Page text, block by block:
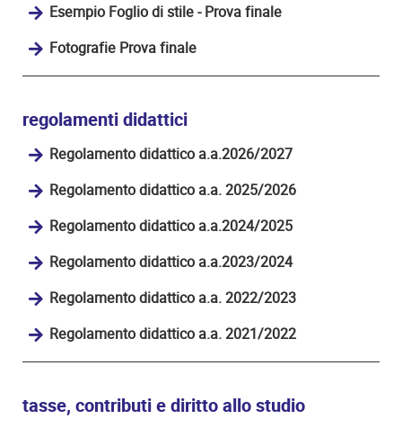
Esempio Foglio di stile - Prova finale
Fotografie Prova finale
regolamenti didattici
Regolamento didattico a.a.2026/2027
Regolamento didattico a.a. 2025/2026
Regolamento didattico a.a.2024/2025
Regolamento didattico a.a.2023/2024
Regolamento didattico a.a. 2022/2023
Regolamento didattico a.a. 2021/2022
tasse, contributi e diritto allo studio